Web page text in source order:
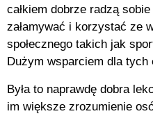
całkiem dobrze radzą
załamywać i korzystać ze
społecznego takich jak
Dużym wsparciem dla
Była to naprawdę dobra
im większe zrozumienie